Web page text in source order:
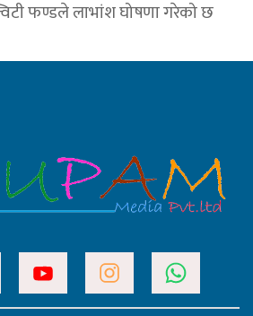
फण्डले लाभांश घोषणा गरेको छ